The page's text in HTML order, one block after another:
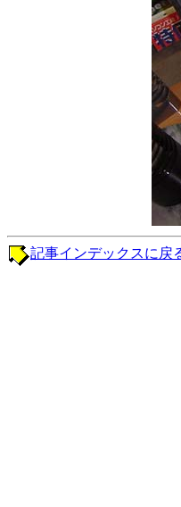
記事インデックスに戻